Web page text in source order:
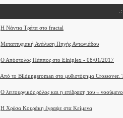
Η Νάντια Τράτα στο fractal
Μεταπτυχιακή Ανάλυση Πηγής Αντωνιάδου
Ο Απόστολος Πάππος στο Elniplex - 08/01/2017
Από το Bildungsroman στο μυθιστόρημα Crossover.
Ο λειτουργικός ρόλος και η επίδραση του «
Η Χρύσα Κουράκη έγραψε στα Κείμενα